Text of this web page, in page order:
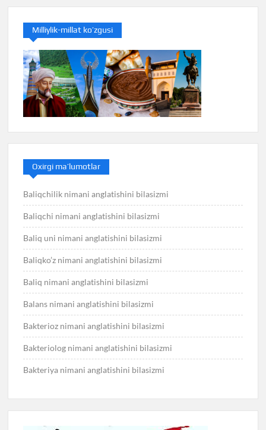
Milliylik-millat ko’zgusi
Oxirgi ma’lumotlar
Baliqchilik nimani anglatishini bilasizmi
Baliqchi nimani anglatishini bilasizmi
Baliq uni nimani anglatishini bilasizmi
Baliqko’z nimani anglatishini bilasizmi
Baliq nimani anglatishini bilasizmi
Balans nimani anglatishini bilasizmi
Bakterioz nimani anglatishini bilasizmi
Bakteriolog nimani anglatishini bilasizmi
Bakteriya nimani anglatishini bilasizmi